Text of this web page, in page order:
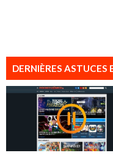
DERNIÈRES ASTUCES